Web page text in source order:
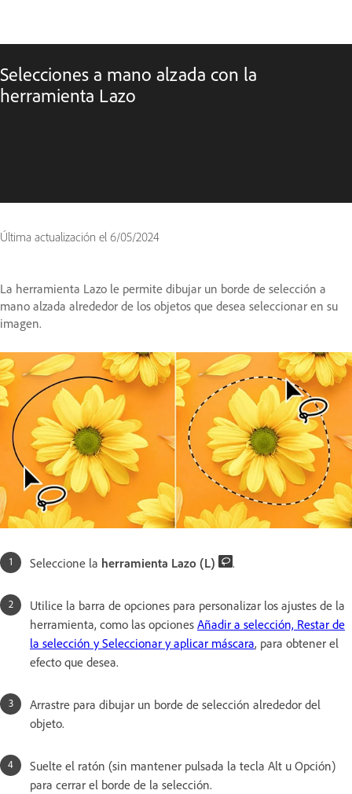
Selecciones a mano alzada con la
herramienta Lazo
Última actualización el 6/05/2024
La herramienta Lazo le permite dibujar un borde de selección a
mano alzada alrededor de los objetos que desea seleccionar en su
imagen.
Seleccione la herramienta Lazo (L) .
Utilice la barra de opciones para personalizar los ajustes de la
herramienta, como las opciones Añadir a selección, Restar de
la selección y Seleccionar y aplicar máscara, para obtener el
efecto que desea.
Arrastre para dibujar un borde de selección alrededor del
objeto.
Suelte el ratón (sin mantener pulsada la tecla Alt u Opción)
para cerrar el borde de la selección.